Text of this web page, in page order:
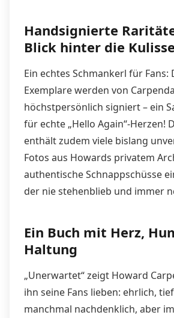
Handsignierte
Blick hinter die
Ein echtes Schmankerl für Fans:
Exemplare werden von
höchstpersönlich signiert – ein
für echte „Hello Again“-Herzen!
enthält zudem viele bislang
Fotos aus Howards privatem
authentische Schnappschüsse
der nie stehenblieb und immer
Ein Buch mit Herz,
Haltung
„Unerwartet“ zeigt Howard
ihn seine Fans lieben: ehrlich,
manchmal nachdenklich, aber